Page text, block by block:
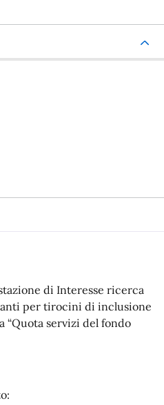
di Interesse ricerca
per tirocini di inclusione
“Quota servizi del fondo